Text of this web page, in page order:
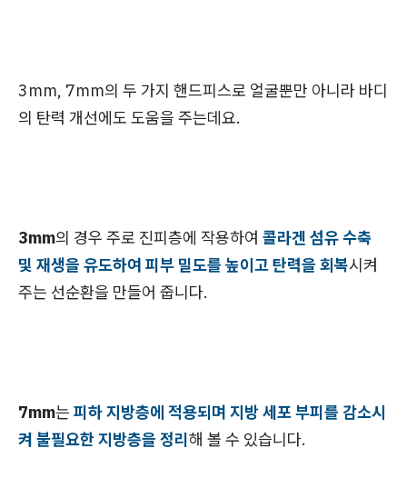
3mm, 7mm의 두 가지 핸드피스로 얼굴뿐만 아니라 바디
의 탄력 개선에도 도움을 주는데요.
3mm의 경우 주로 진피층에 작용하여 콜라겐 섬유 수축
및 재생을 유도하여 피부 밀도를 높이고 탄력을 회복시켜
주는 선순환을 만들어 줍니다.
7mm는 피하 지방층에 적용되며 지방 세포 부피를 감소시
켜 불필요한 지방층을 정리해 볼 수 있습니다.